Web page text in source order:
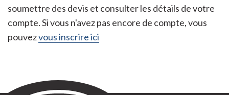
soumettre des devis et consulter les détails de votre
compte. Si vous n'avez pas encore de compte, vous
pouvezvous inscrire ici
Sontay